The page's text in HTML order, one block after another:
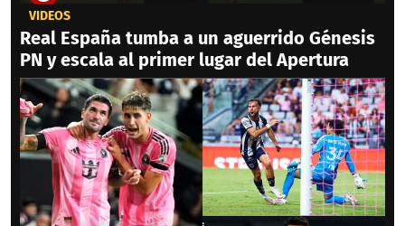
VIDEOS
Real España tumba a un aguerrido Génesis
PN y escala al primer lugar del Apertura